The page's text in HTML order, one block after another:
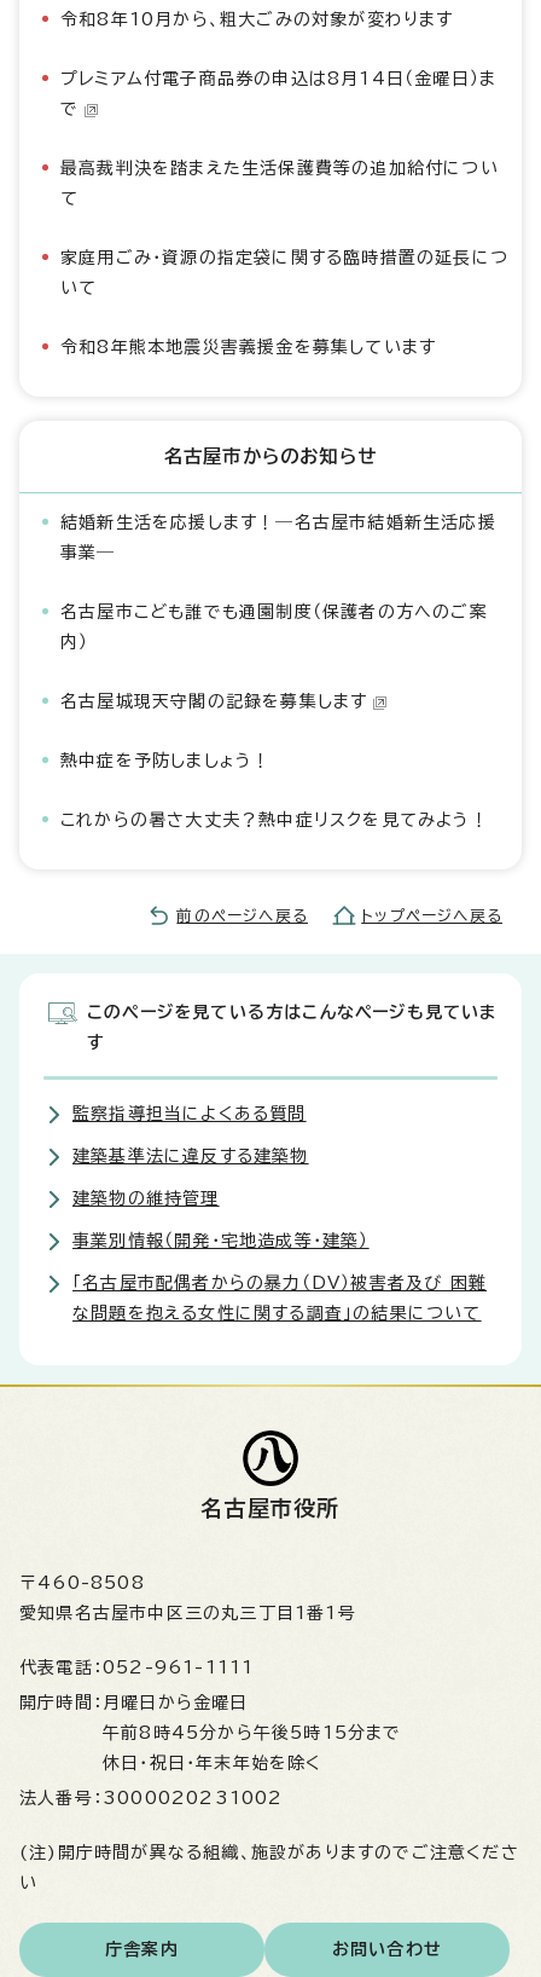
令和8年10月から、粗大ごみの対象が変わります
プレミアム付電子商品券の申込は8月14日（金曜日）ま
で
最高裁判決を踏まえた生活保護費等の追加給付につい
て
家庭用ごみ・資源の指定袋に関する臨時措置の延長につ
いて
令和8年熊本地震災害義援金を募集しています
名古屋市からのお知らせ
結婚新生活を応援します！―名古屋市結婚新生活応援
事業―
名古屋市こども誰でも通園制度（保護者の方へのご案
内）
名古屋城現天守閣の記録を募集します
熱中症を予防しましょう！
これからの暑さ大丈夫？熱中症リスクを見てみよう！
前のページへ戻る トップページへ戻る
このページを見ている方はこんなページも見ていま
す
監察指導担当によくある質問
建築基準法に違反する建築物
建築物の維持管理
事業別情報（開発・宅地造成等・建築）
「名古屋市配偶者からの暴力（DV）被害者及び 困難
な問題を抱える女性に関する調査」の結果について
名古屋市役所
〒460-8508
愛知県名古屋市中区三の丸三丁目1番1号
代表電話： 052-961-1111
開庁時間： 月曜日から金曜日
午前8時45分から午後5時15分まで
休日・祝日・年末年始を除く
法人番号： 3000020231002
(注)開庁時間が異なる組織、施設がありますのでご注意くださ
い
庁舎案内 お問い合わせ